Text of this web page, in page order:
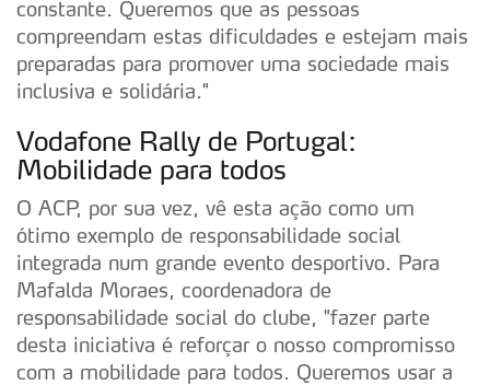
constante. Queremos que as pessoas
compreendam estas dificuldades e estejam mais
preparadas para promover uma sociedade mais
inclusiva e solidária."
Vodafone Rally de Portugal:
Mobilidade para todos
O ACP, por sua vez, vê esta ação como um
ótimo exemplo de responsabilidade social
integrada num grande evento desportivo. Para
Mafalda Moraes, coordenadora de
responsabilidade social do clube, "fazer parte
desta iniciativa é reforçar o nosso compromisso
com a mobilidade para todos. Queremos usar a